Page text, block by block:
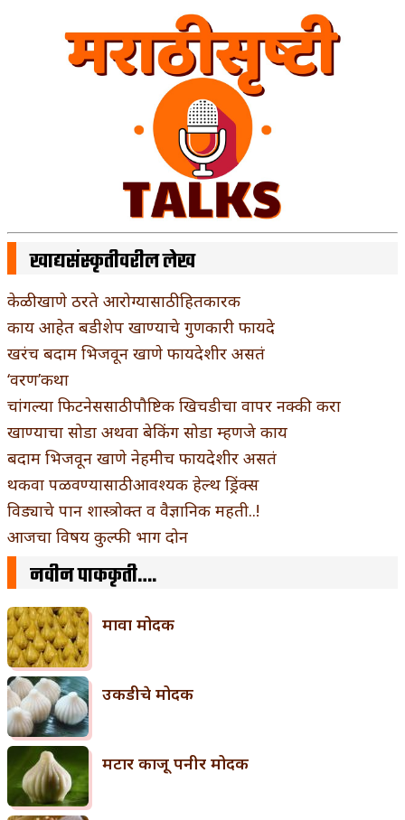
खाद्यसंस्कृतीवरील लेख
केळी खाणे ठरते आरोग्यासाठी हितकारक
काय आहेत बडीशेप खाण्याचे गुणकारी फायदे
खरंच बदाम भिजवून खाणे फायदेशीर असतं
‘वरण’कथा
चांगल्या फिटनेससाठी पौष्टिक खिचडीचा वापर नक्की करा
खाण्याचा सोडा अथवा बेकिंग सोडा म्हणजे काय
बदाम भिजवून खाणे नेहमीच फायदेशीर असतं
थकवा पळवण्यासाठी आवश्यक हेल्थ ड्रिंक्स
विड्याचे पान शास्त्रोक्त व वैज्ञानिक महती..!
आजचा विषय कुल्फी भाग दोन
नवीन पाककृती….
मावा मोदक
उकडीचे मोदक
मटार काजू पनीर मोदक